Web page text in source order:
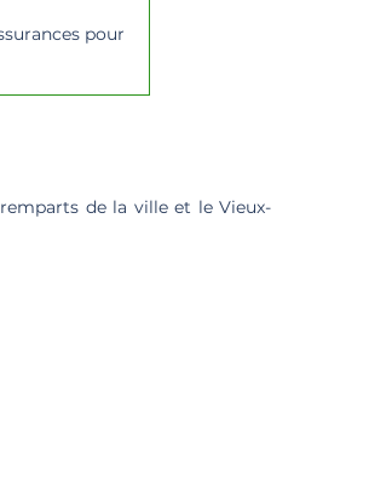
pour
de la ville et le Vieux-